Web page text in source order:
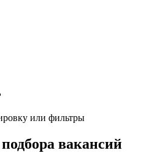
или фильтры
вакансий